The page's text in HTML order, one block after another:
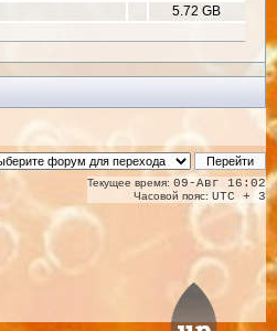
5.72 GB
Текущее время: 09-Авг 16:02
Часовой пояс: UTC + 3